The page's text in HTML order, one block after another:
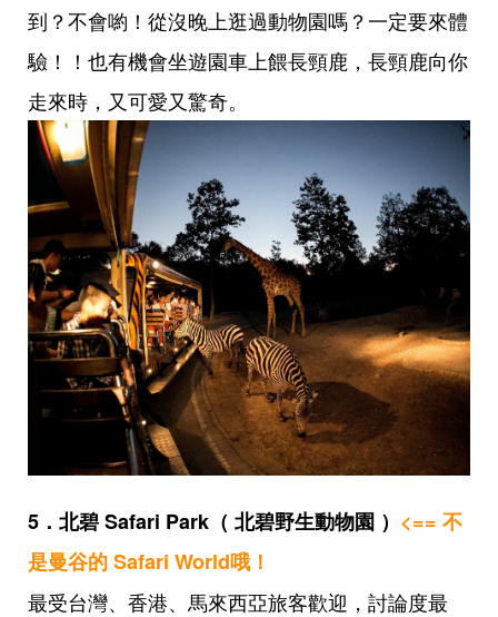
到？不會喲！從沒晚上逛過動物園嗎？一定要來體
驗！！也有機會坐遊園車上餵長頸鹿，長頸鹿向你
走來時，又可愛又驚奇。
5．北碧 Safari Park（ 北碧野生動物園 ） <== 不
是曼谷的 Safari World哦！
最受台灣、香港、馬來西亞旅客歡迎，討論度最